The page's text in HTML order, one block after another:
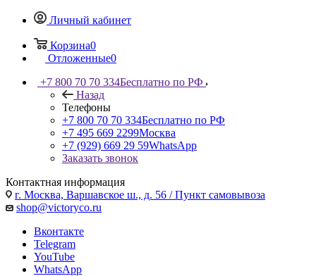
Личный кабинет
Корзина0
Отложенные0
+7 800 70 70 334Бесплатно по РФ
Назад
Телефоны
+7 800 70 70 334Бесплатно по РФ
+7 495 669 2299Москва
+7 (929) 669 29 59WhatsApp
Заказать звонок
Контактная информация
г. Москва, Варшавское ш., д. 56 / Пункт самовывоза
shop@victoryco.ru
Вконтакте
Telegram
YouTube
WhatsApp